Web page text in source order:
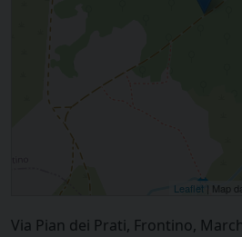
Leaflet | Map
Via Pian dei Prati, Frontino,